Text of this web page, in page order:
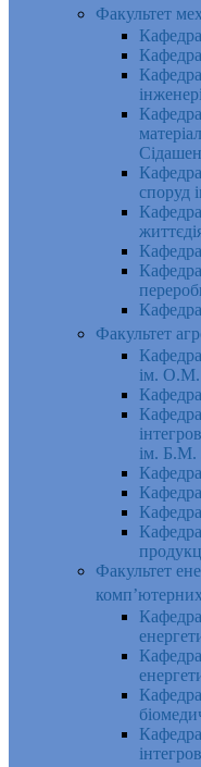
Факультет
Кафедра
Кафедра
споруд
Факультет
ім.
Кафедра
ім. Б.М.
Кафедра
Факультет